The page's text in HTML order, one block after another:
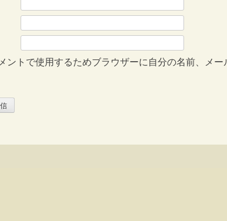
ントで使用するためブラウザーに自分の名前、メ